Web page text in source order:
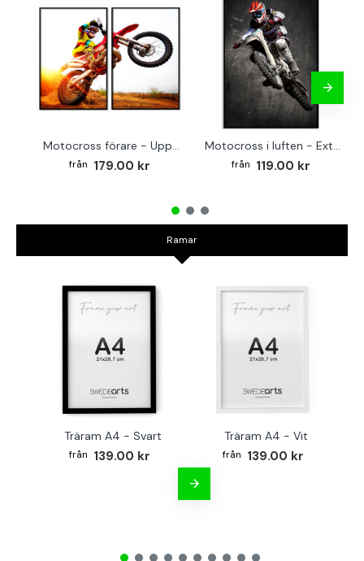
Motocross förare - Uppdelad sport tavla
179.00 kr
Motocross i luften - Extreme sports poster
119.00 kr
Ramar
Träram A4 - Svart
139.00 kr
Träram A4 - Vit
139.00 kr